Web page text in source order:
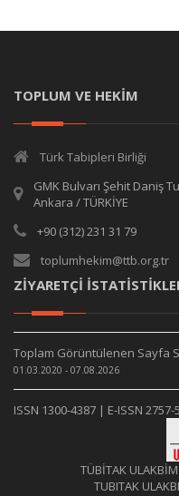
TOPLUM VE HEKİM
Türk Tabipleri Birliği
GMK Bulvarı Şehit Daniş
Ankara / TÜRKİYE
+90 (312) 231 31 79
toplumhekim@ttb.org.tr
ZİYARETÇİ
Toplam Görüntülenen Sayfa
01.03.2020 - 07.08.2026
ISSN 1300-4387 | E-ISSN 2757-
TÜBİTAK
TUBITAK